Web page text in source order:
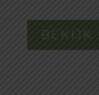
BEKIJK